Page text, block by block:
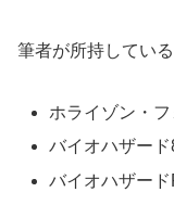
筆者が所持してい
ホライゾン・
バイオハザー
バイオハザー